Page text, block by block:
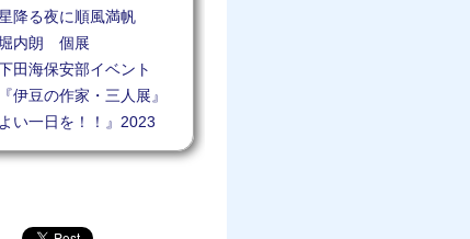
降る夜に順風満帆
内朗 個展
田海保安部イベント
『伊豆の作家・三人展』
よい一日を！！』2023